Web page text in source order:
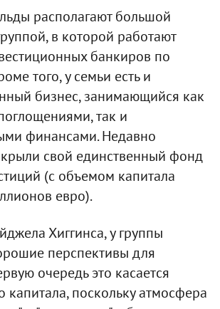
располагают большой
в которой работают
банкиров по
того, у семьи есть и
бизнес, занимающийся как
так и
финансами. Недавно
свой единственный фонд
(с объемом капитала
евро).
Хиггинса, у группы
перспективы для
очередь это касается
капитала, поскольку атмосфера